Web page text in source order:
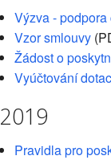
Výzva -
Vzor smlouvy
Žádost o
Vyúčtování
2019
Pravidla pro